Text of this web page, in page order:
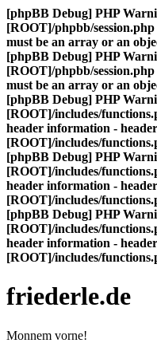
[phpBB Debug] PHP
[ROOT]/phpbb/session.php
must be an array or an
[phpBB Debug] PHP
[ROOT]/phpbb/session.php
must be an array or an
[phpBB Debug] PHP
[ROOT]/includes/
header information -
[ROOT]/includes/
[phpBB Debug] PHP
[ROOT]/includes/
header information -
[ROOT]/includes/
[phpBB Debug] PHP
[ROOT]/includes/
header information -
[ROOT]/includes/
friederle.de
Monnem vorne!